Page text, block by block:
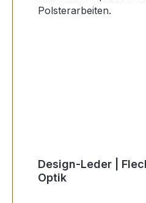
Design-Leder |
Optik